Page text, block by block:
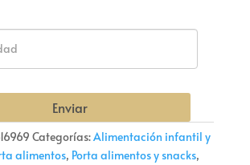
Enviar
Categorías:Alimentación infantil y
alimentos, Porta alimentos y snacks,